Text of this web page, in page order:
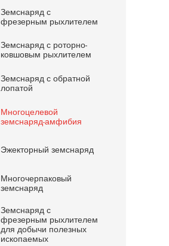
Земснаряд с
фрезерным рыхлителем
Земснаряд с роторно-
ковшовым рыхлителем
Земснаряд с обратной
лопатой
Многоцелевой
земснаряд-амфибия
Эжекторный земснаряд
Многочерпаковый
земснаряд
Земснаряд с
фрезерным рыхлителем
для добычи полезных
ископаемых